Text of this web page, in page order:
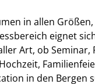
in allen
eignet
Art, ob
in den Bergen